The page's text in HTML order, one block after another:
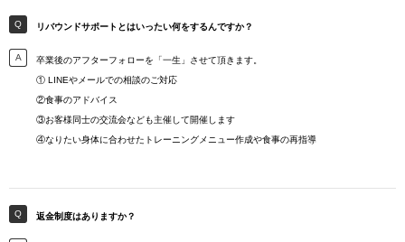
リバウンドサポートとはいったい何をするんですか？
卒業後のアフターフォローを「一生」させて頂きます。
① LINEやメールでの相談のご対応
②食事のアドバイス
③お客様同士の交流会なども主催して開催します
④なりたい身体に合わせたトレーニングメニュー作成や食事の再指導
返金制度はありますか？